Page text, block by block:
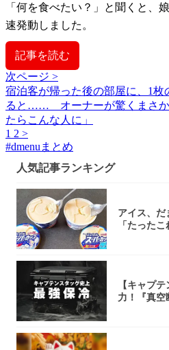
「何を食べたい？」と聞くと、
速発動しました。
記事を読む
次ページ >
宿泊客が帰った後の部屋に、1
ると…… オーナーが驚くまさか
たらこんな人に」
1 2 >
#dmenuまとめ
人気記事ランキング
アイス、だ
「たった
【キャプ
力！『真空